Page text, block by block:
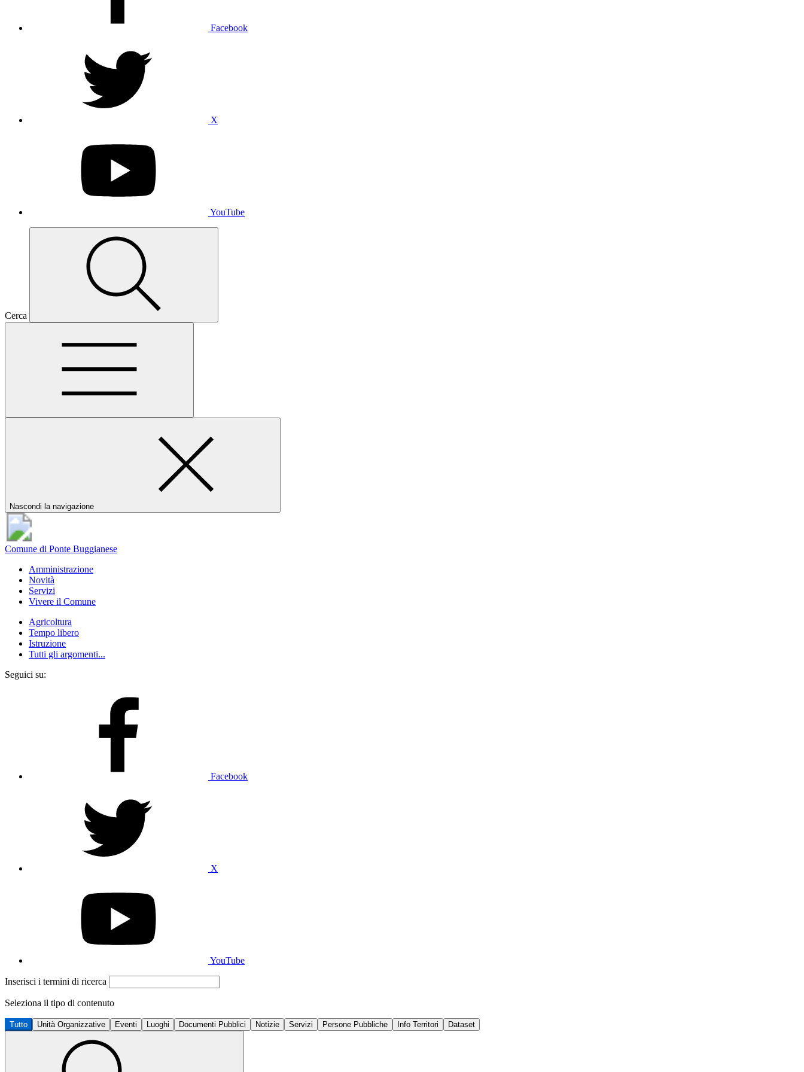
Facebook
X
YouTube
Cerca
Nascondi la navigazione
Comune di Ponte Buggianese
Amministrazione
Novità
Servizi
Vivere il Comune
Agricoltura
Tempo libero
Istruzione
Tutti gli argomenti...
Seguici su:
Facebook
X
YouTube
Inserisci i termini di ricerca
Seleziona il tipo di contenuto
Tutto Unità Organizzative Eventi Luoghi Documenti Pubblici Notizie Servizi Persone Pubbliche Info Territori Dataset